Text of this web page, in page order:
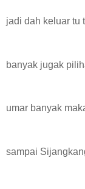
jadi dah keluar tu
banyak jugak
umar banyak
sampai